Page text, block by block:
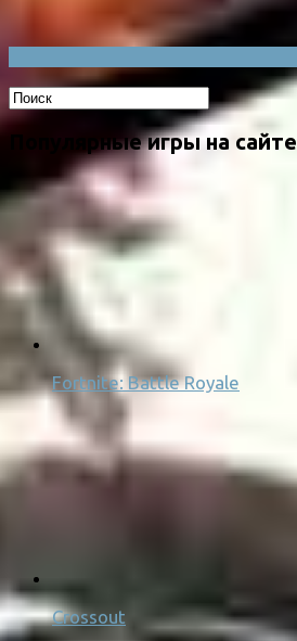
Популярные игры на сайте
Fortnite: Battle Royale
Crossout